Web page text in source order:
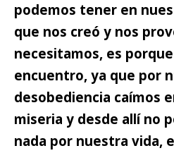
podemos tener en
que nos creó y nos
necesitamos, es
encuentro, ya que por
desobediencia caímos
miseria y desde allí no
nada por nuestra vida,